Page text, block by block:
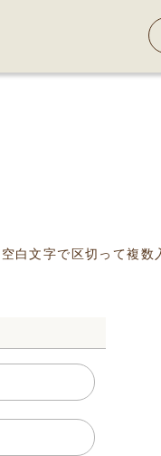
白文字で区切って複